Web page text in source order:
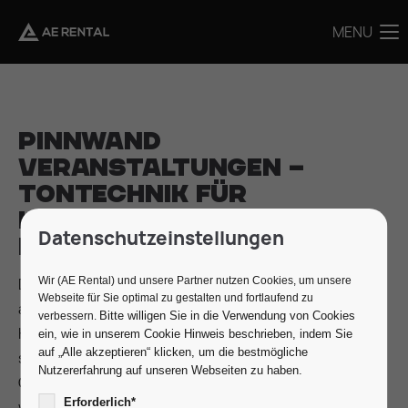
MENU
Pinnwand
Veranstaltungen –
Tontechnik für
Konzerte &
Musikprojekte
Die Websitepinnwand-veranstaltungen.dewar ein
aktives Musikprojekt aus Varel und Umgebung – mit
Konzertreihen, Wettbewerben, Festivals und einer
starken lokalen Band-Community. Von kleinen
Clubshows bis zu Festivals wie dem „7 Heroes"-Event
Datenschutzeinstellungen
Wir (AE Rental) und unsere Partner nutzen Cookies, um unsere
Webseite für Sie optimal zu gestalten und fortlaufend zu
verbessern. Bitte willigen Sie in die Verwendung von Cookies
ein, wie in unserem Cookie Hinweis beschrieben, indem Sie
auf „Alle akzeptieren“ klicken, um die bestmögliche
Nutzererfahrung auf unseren Webseiten zu haben.
Erforderlich*
MENU